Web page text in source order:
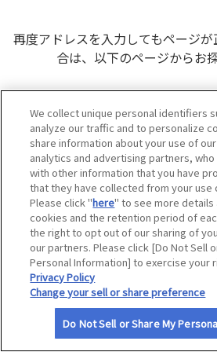
再度アドレスを入力してもページ
合は、以下のページからお
会員優待
ドライブ
プレゼント
JAF（日本自動車連盟）
We collect unique personal identifiers
analyze our traffic and to personalize
share information about your use of
analytics and advertising partners,
with other information that you have
that they have collected from your use
Please click "here" to see more details
cookies and the retention period of
the right to opt out of our sharing of
our partners. Please click [Do Not Sell
Personal Information] to exercise your
Privacy Policy
Change your sell or share preference
Do Not Sell or Share My